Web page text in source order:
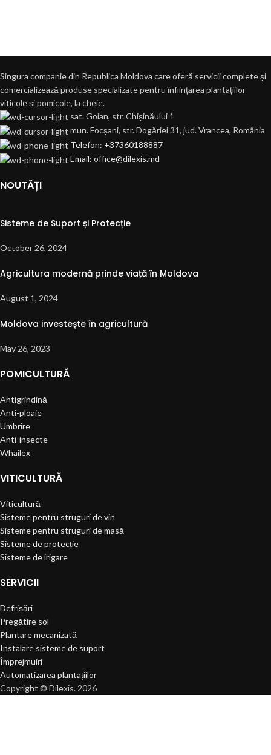
Singura companie din Republica Moldova care oferă servicii complete și
comercializează produse specializate pentru înființarea plantațiilor
viticole și pomicole, la cheie.
sat. Goian, str. Chișinăului 1
mun. Focșani, str. Dogăriei 31, jud. Vrancea, România
Telefon: +37360188887
Email: office@dilexis.md
NOUTĂȚI
Sisteme de Suport și Protecție
October 26, 2024
Agricultura modernă prinde viață în Moldova
August 1, 2024
Moldova investește în agricultură
May 26, 2023
POMICULTURĂ
Antigrindină
Anti-ploaie
Umbrire
Anti-insecte
Whailex
VITICULTURĂ
Viticultură
Sisteme pentru struguri de vin
Sisteme pentru struguri de masă
Sisteme de protecție
Sisteme de irigare
SERVICII
Defrișări
Pregătire sol
Plantare mecanizată
Instalare sisteme de suport
Împrejmuiri
Automatizarea plantațiilor
Copyright © Dilexis. 2026